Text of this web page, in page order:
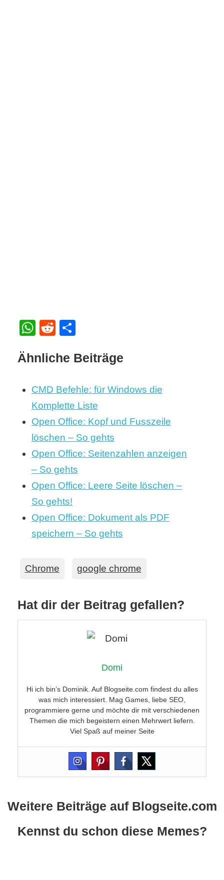
WhatsApp
Reddit
Ähnliche Beiträge
CMD Befehle: für Windows die
Komplette Liste
Open Office: Kopf und Fusszeile
löschen – So gehts
Open Office: Seitenzahlen anzeigen
– So gehts
Open Office: Leere Seite löschen –
So gehts!
Open Office: Dokument als PDF
speichern – So gehts
Chrome google chrome
Hat dir der Beitrag gefallen?
Domi
Hi ich bin’s Dominik. Auf Blogseite.com findest du alles
was mich interessiert. Mag Games, liebe SEO,
programmiere gerne und möchte dir mit verschiedenen
Themen die mich begeistern einen Mehrwert liefern.
Viel Spaß auf meiner Seite
Weitere Beiträge auf Blogseite.com
Kennst du schon diese Memes?